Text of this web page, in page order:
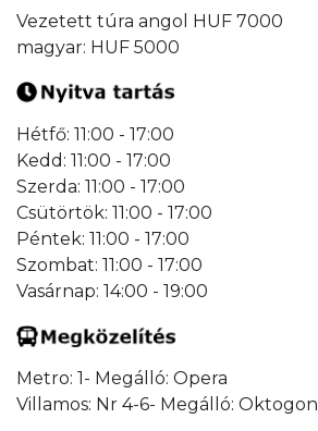
Vezetett túra angol HUF 7000
magyar: HUF 5000
Hétfő: 11:00 - 17:00
Kedd: 11:00 - 17:00
Szerda: 11:00 - 17:00
Csütörtök: 11:00 - 17:00
Péntek: 11:00 - 17:00
Szombat: 11:00 - 17:00
Vasárnap: 14:00 - 19:00
Metro: 1- Megálló: Opera
Villamos: Nr 4-6- Megálló: Oktogon